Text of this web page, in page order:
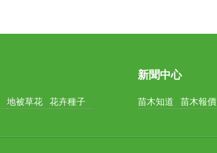
地被草花 花卉種子
新聞中心
苗木知道 苗木報價